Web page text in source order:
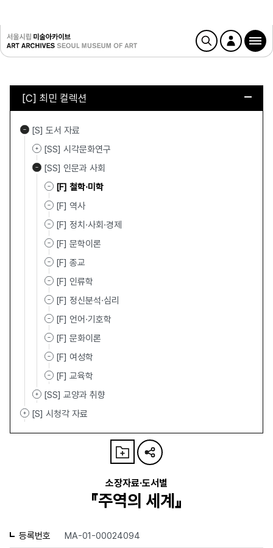
[C] 최민 컬렉션
[S] 도서 자료
[SS] 시각문화연구
[SS] 인문과 사회
[F] 철학·미학
[F] 역사
[F] 정치·사회·경제
[F] 문학이론
[F] 종교
[F] 인류학
[F] 정신분석·심리
[F] 언어·기호학
[F] 문화이론
[F] 여성학
[F] 교육학
[SS] 교양과 취향
[S] 시청각 자료
소장자료·도서별
『주역의 세계』
등록번호 MA-01-00024094